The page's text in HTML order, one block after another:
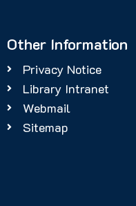
Other Information
Privacy Notice
Library Intranet
Webmail
Sitemap